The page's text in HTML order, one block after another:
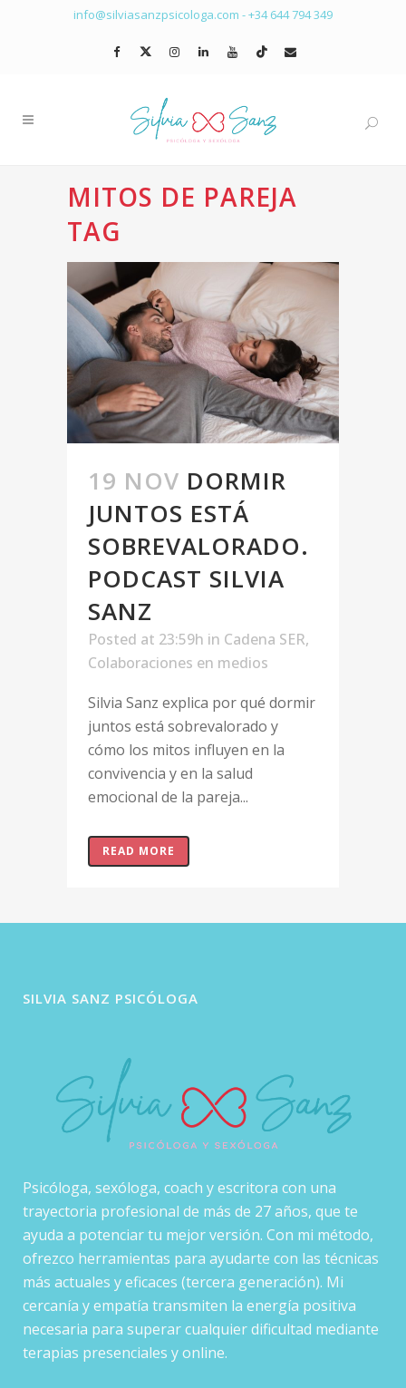
info@silviasanzpsicologa.com -+34 644 794 349
MITOS DE PAREJA
TAG
19 NOV DORMIR
JUNTOS ESTÁ
SOBREVALORADO.
PODCAST SILVIA
SANZ
Posted at 23:59h in Cadena SER,
Colaboraciones en medios
Silvia Sanz explica por qué dormir
juntos está sobrevalorado y
cómo los mitos influyen en la
convivencia y en la salud
emocional de la pareja...
READ MORE
SILVIA SANZ PSICÓLOGA
Psicóloga, sexóloga, coach y escritora con una
trayectoria profesional de más de 27 años, que te
ayuda a potenciar tu mejor versión. Con mi método,
ofrezco herramientas para ayudarte con las técnicas
más actuales y eficaces (tercera generación). Mi
cercanía y empatía transmiten la energía positiva
necesaria para superar cualquier dificultad mediante
terapias presenciales y online.